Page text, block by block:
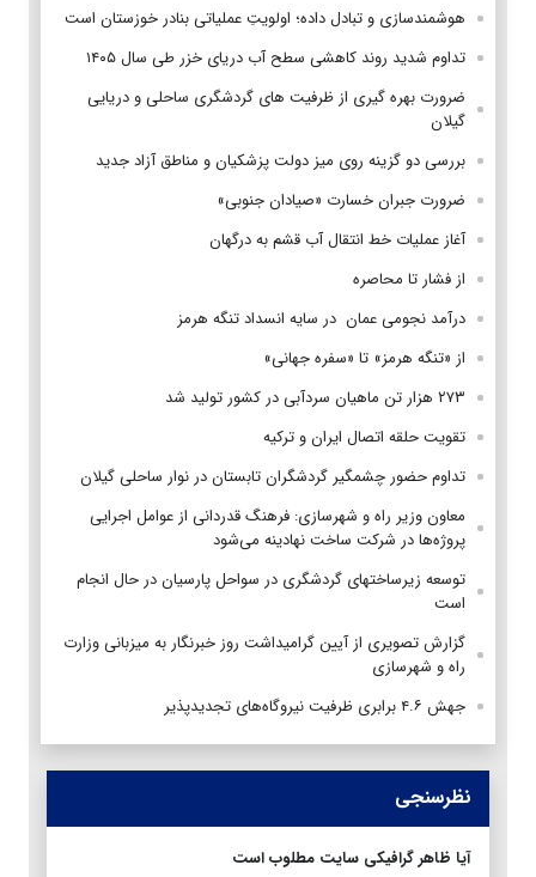
هوشمندسازی و تبادل داده؛ اولویتِ عملیاتی بنادر خوزستان است
تداوم شدید روند کاهشی سطح آب دریای خزر طی سال ۱۴۰۵
ضرورت بهره گیری از ظرفیت های گردشگری ساحلی و دریایی
گیلان
بررسی دو گزینه روی میز دولت پزشکیان و مناطق آزاد جدید
ضرورت جبران خسارت «صیادان جنوبی»
آغاز عملیات خط انتقال آب قشم به درگهان
از فشار تا محاصره
درآمد نجومی عمان در سایه انسداد تنگه هرمز
از «تنگه هرمز» تا «سفره جهانی»
۲۷۳ هزار تن ماهیان سردآبی در کشور تولید شد
تقویت حلقه اتصال ایران و ترکیه
تداوم حضور چشمگیر گردشگران تابستان در نوار ساحلی گیلان
معاون وزیر راه و شهرسازی: فرهنگ قدردانی از عوامل اجرایی
پروژه‌ها در شرکت ساخت نهادینه می‌شود
توسعه زیرساختهای گردشگری در سواحل پارسیان در حال انجام
است
گزارش تصویری از آیین گرامیداشت روز خبرنگار به میزبانی وزارت
راه و شهرسازی
جهش ۴.۶ برابری ظرفیت نیروگاه‌های تجدیدپذیر
نظرسنجی
آیا ظاهر گرافیکی سایت مطلوب است